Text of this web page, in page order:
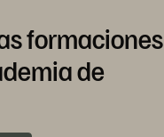
formaciones
de